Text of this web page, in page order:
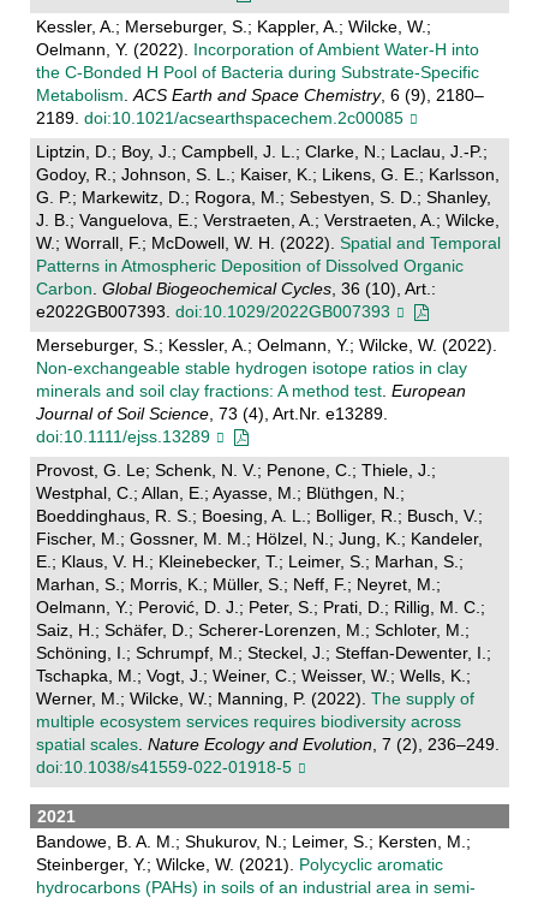
Kessler, A.; Merseburger, S.; Kappler, A.; Wilcke, W.;
Oelmann, Y. (2022). Incorporation of Ambient Water-H into
the C-Bonded H Pool of Bacteria during Substrate-Specific
Metabolism ACS Earth and Space Chemistry, 6 (9), 2180–
2189. doi:10.1021/acsearthspacechem.2c00085
Liptzin, D.; Boy, J.; Campbell, J. L.; Clarke, N.; Laclau, J.-P.;
Godoy, R.; Johnson, S. L.; Kaiser, K.; Likens, G. E.; Karlsson,
G. P.; Markewitz, D.; Rogora, M.; Sebestyen, S. D.; Shanley,
J. B.; Vanguelova, E.; Verstraeten, A.; Verstraeten, A.; Wilcke,
W.; Worrall, F.; McDowell, W. H. (2022). Spatial and Temporal
Patterns in Atmospheric Deposition of Dissolved Organic
Carbon Global Biogeochemical Cycles, 36 (10), Art.:
e2022GB007393. doi:10.1029/2022GB007393
Merseburger, S.; Kessler, A.; Oelmann, Y.; Wilcke, W. (2022).
Non‐exchangeable stable hydrogen isotope ratios in clay
minerals and soil clay fractions: A method test. European
Journal of Soil Science, 73 (4), Art.Nr. e13289.
doi:10.1111/ejss.13289
Provost, G. Le; Schenk, N. V.; Penone, C.; Thiele, J.;
Westphal, C.; Allan, E.; Ayasse, M.; Blüthgen, N.;
Boeddinghaus, R. S.; Boesing, A. L.; Bolliger, R.; Busch, V.;
Fischer, M.; Gossner, M. M.; Hölzel, N.; Jung, K.; Kandeler,
E.; Klaus, V. H.; Kleinebecker, T.; Leimer, S.; Marhan, S.;
Marhan, S.; Morris, K.; Müller, S.; Neff, F.; Neyret, M.;
Oelmann, Y.; Perović, D. J.; Peter, S.; Prati, D.; Rillig, M. C.;
Saiz, H.; Schäfer, D.; Scherer-Lorenzen, M.; Schloter, M.;
Schöning, I.; Schrumpf, M.; Steckel, J.; Steffan-Dewenter, I.;
Tschapka, M.; Vogt, J.; Weiner, C.; Weisser, W.; Wells, K.;
Werner, M.; Wilcke, W.; Manning, P. (2022). The supply of
multiple ecosystem services requires biodiversity across
spatial scales. Nature Ecology and Evolution , 7 (2), 236–249.
doi:10.1038/s41559-022-01918-5
2021
Bandowe, B. A. M.; Shukurov, N.; Leimer, S.; Kersten, M.;
Steinberger, Y.; Wilcke, W. (2021). Polycyclic aromatic
hydrocarbons (PAHs) in soils of an industrial area in semi-